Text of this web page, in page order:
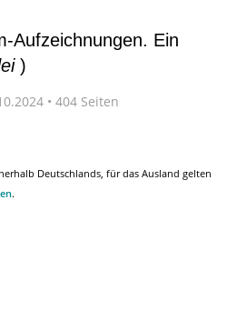
Aufzeichnungen. Ein
)
• 404 Seiten
Deutschlands, für das Ausland gelten
.